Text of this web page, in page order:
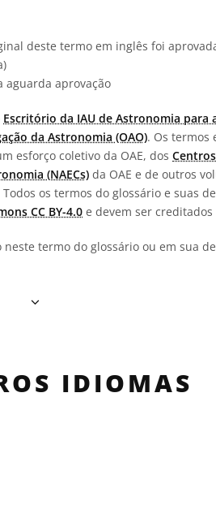
deste termo em inglês foi
aguarda aprovação
Escritório da IAU de Astronomia para
da Astronomia (OAO). Os termos
esforço coletivo da OAE, dos
(NAECs) da OAE e de outros
Todos os termos do glossário e suas
CC BY-4.0 e devem ser creditados
termo do glossário ou em sua
IDIOMAS